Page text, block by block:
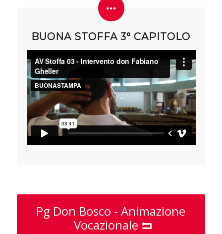
BUONA STOFFA 3° CAPITOLO
Pg Don Bosco - Animazione
Vocazionale